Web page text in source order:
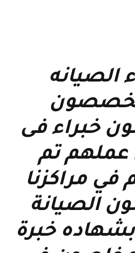
الصيانه
خبراء فى
عملهم تم
في مراكزنا
الصيانة
بشهاده خبرة